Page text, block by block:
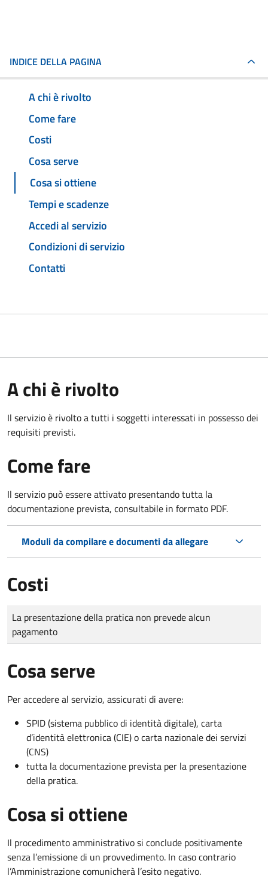
INDICE DELLA PAGINA
A chi è rivolto
Come fare
Costi
Cosa serve
Cosa si ottiene
Tempi e scadenze
Accedi al servizio
Condizioni di servizio
Contatti
A chi è rivolto
Il servizio è rivolto a tutti i soggetti interessati in possesso dei
requisiti previsti.
Come fare
Il servizio può essere attivato presentando tutta la
documentazione prevista, consultabile in formato PDF.
Moduli da compilare e documenti da allegare
Costi
Tipo di pagamento
Importo
La presentazione della pratica non prevede alcun
pagamento
Cosa serve
Per accedere al servizio, assicurati di avere:
SPID (sistema pubblico di identità digitale), carta
d’identità elettronica (CIE) o carta nazionale dei servizi
(CNS)
tutta la documentazione prevista per la presentazione
della pratica.
Cosa si ottiene
Il procedimento amministrativo si conclude positivamente
senza l’emissione di un provvedimento. In caso contrario
l’Amministrazione comunicherà l’esito negativo.